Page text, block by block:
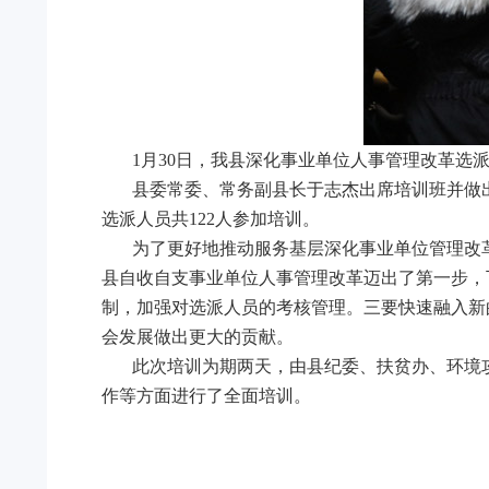
1 月30日，我县深化事业单位人事管理改革选
县委常委、常务副县长于志杰出席培训班并
选派人员共122人参加培训。
为了更好地推动服务基层深化事业单位管理
县自收自支事业单位人事管理改革迈出了第一步
制，加强对选派人员的考核管理。三要快速融入
会发展做出更大的贡献。
此次培训为期两天，由县纪委、扶贫办、环
作等方面进行了全面培训。